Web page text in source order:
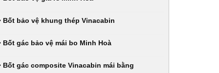
Bốt bảo vệ khung thép Vinacabin
Bốt gác bảo vệ mái bo Minh Hoà
Bốt gác composite Vinacabin mái bằng